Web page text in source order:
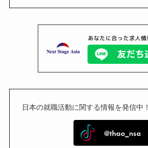
日本の就職活動に関する情報を発信中！